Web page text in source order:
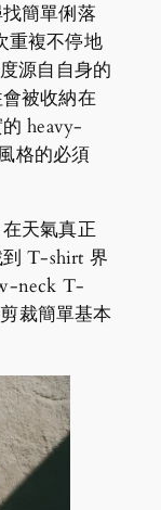
簡單俐落
重複不停地
源自自身的
被收納在
heavy-
格的必須
天氣真正
T-shirt 界
neck T-
裁簡單基本